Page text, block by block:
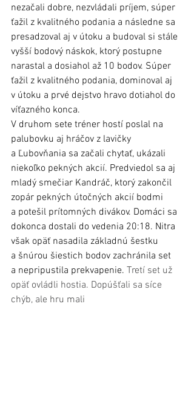
nezačali dobre, nezvládali príjem, súper
ťažil z kvalitného podania a následne sa
presadzoval aj v útoku a budoval si stále
vyšší bodový náskok, ktorý postupne
narastal a dosiahol až 10 bodov. Súper
ťažil z kvalitného podania, dominoval aj
v útoku a prvé dejstvo hravo dotiahol do
víťazného konca.
V druhom sete tréner hostí poslal na
palubovku aj hráčov z lavičky
a Ľubovňania sa začali chytať, ukázali
niekoľko pekných akcií. Predviedol sa aj
mladý smečiar Kandráč, ktorý zakončil
zopár pekných útočných akcií bodmi
a potešil prítomných divákov. Domáci sa
dokonca dostali do vedenia 20:18. Nitra
však opäť nasadila základnú šestku
a šnúrou šiestich bodov zachránila set
a nepripustila prekvapenie. Tretí set už
opäť ovládli hostia. Dopúšťali sa síce
chýb, ale hru mali